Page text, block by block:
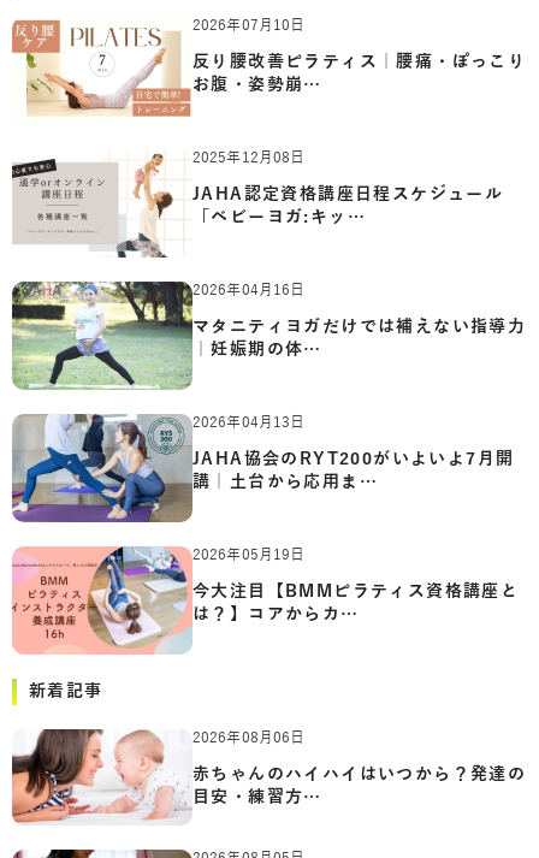
2026年07月10日
反り腰改善ピラティス｜腰痛・ぽっこり
お腹・姿勢崩…
2025年12月08日
JAHA認定資格講座日程スケジュール
「ベビーヨガ:キッ…
2026年04月16日
マタニティヨガだけでは補えない指導力
｜妊娠期の体…
2026年04月13日
JAHA協会のRYT200がいよいよ7月開
講｜土台から応用ま…
2026年05月19日
今大注目【BMMピラティス資格講座と
は？】コアからカ…
新着記事
2026年08月06日
赤ちゃんのハイハイはいつから？発達の
目安・練習方…